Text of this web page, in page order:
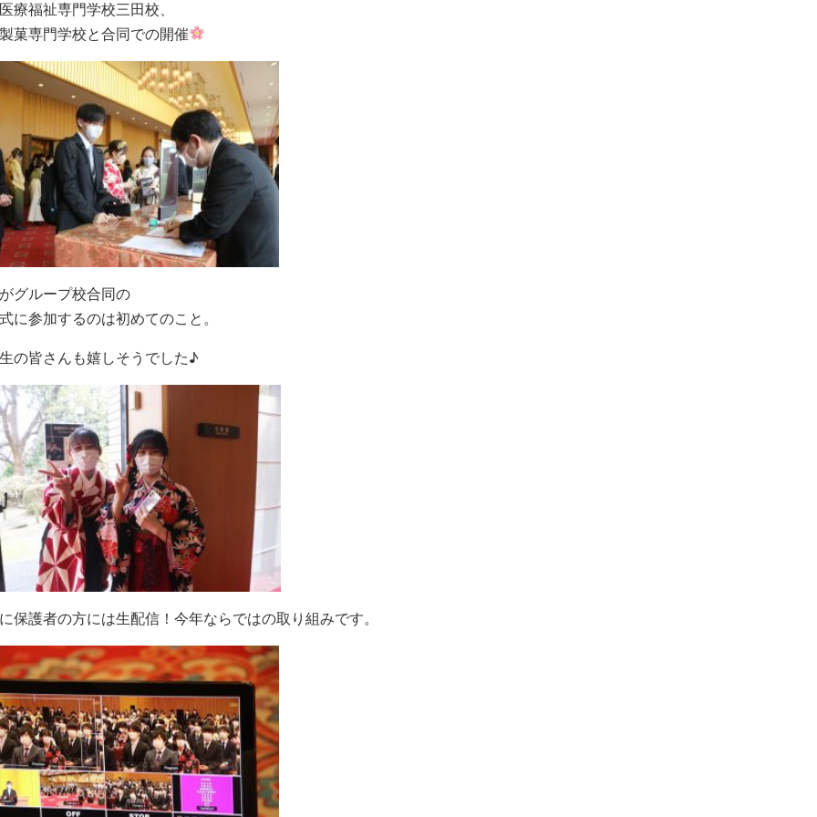
療福祉専門学校三田校、
菓専門学校と合同での開催
グループ校合同の
に参加するのは初めてのこと。
の皆さんも嬉しそうでした♪
保護者の方には生配信！今年ならではの取り組みです。